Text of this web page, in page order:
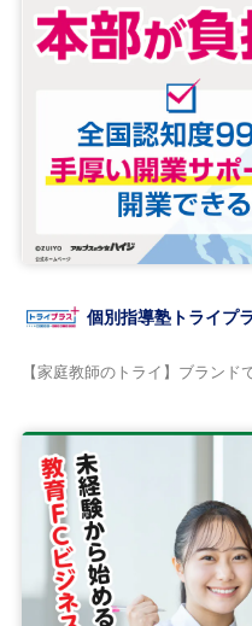
個別指導塾トライプ
【家庭教師のトライ】ブラン